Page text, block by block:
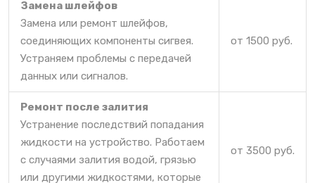
Замена шлейфов
Замена или ремонт шлейфов,
соединяющих компоненты сигвея.
Устраняем проблемы с передачей
данных или сигналов.
от 1500 руб.
Ремонт после залития
Устранение последствий попадания
жидкости на устройство. Работаем
с случаями залития водой, грязью
или другими жидкостями, которые
от 3500 руб.